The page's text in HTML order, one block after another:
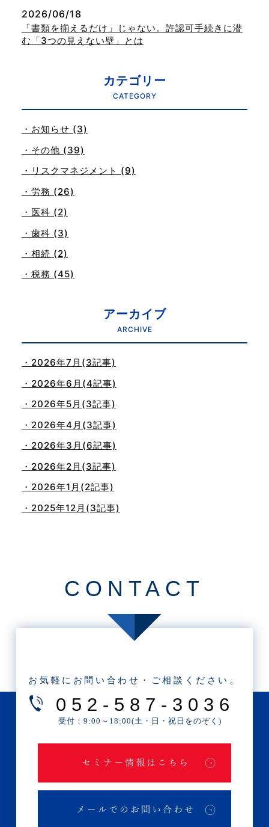
2026/06/18
「書類を揃えるだけ」じゃない。許認可手続きに潜
む「3つの見えない壁」とは
カテゴリー
CATEGORY
・お知らせ (3)
・その他 (39)
・リスクマネジメント (9)
・労務 (26)
・医科 (2)
・歯科 (3)
・相続 (2)
・税務 (45)
アーカイブ
ARCHIVE
・2026年7月(3記事)
・2026年6月(4記事)
・2026年5月(3記事)
・2026年4月(3記事)
・2026年3月(6記事)
・2026年2月(3記事)
・2026年1月(2記事)
・2025年12月(3記事)
・2025年8月(2記事)
・2025年4月(1記事)
・2025年2月(3記事)
・2025年1月(1記事)
CONTACT
お気軽にお問い合わせ・ご相談ください。
052-587-3036
受付：9:00～18:00(土・日・祝日をのぞく)